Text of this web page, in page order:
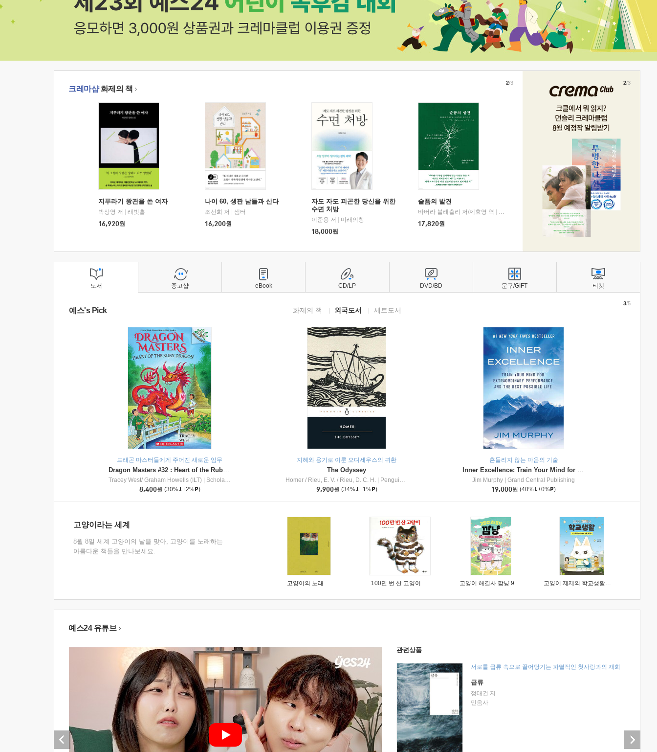
크레마샵화제의 책
지푸라기 왕관을 쓴 여자
박상영 저
래빗홀
16,920원
나이 60, 생판 남들과 산다
조선희 저
샘터
16,200원
자도 자도 피곤한 당신을 위한
수면 처방
이준용 저
미래의창
18,000원
슬픔의 발견
바버라 블래츨리 저/제효영 역
디플롯
17,820원
2/3 2/3
도서
예스's Pick 화제의 책 외국도서 세트도서
드래곤 마스터들에게 주어진 새로운 임무
Dragon Masters #32 : Heart of the Ruby Dragon (A Branches Book)
Tracey West/ Graham Howells (ILT)
Scholastic Inc
8,400원 (30% +2% )
지혜와 용기로 이룬 오디세우스의 귀환
The Odyssey
Homer / Rieu, E. V. / Rieu, D. C. H.
Penguin Group
9,900원 (34% +1% )
흔들리지 않는 마음의 기술
Inner Excellence: Train Your Mind for Extraordinary Performance and the Best Possible Life
Jim Murphy
Grand Central Publishing
19,000원 (40% +0% )
3/5
고양이라는 세계
8월 8일 세계 고양이의 날을 맞아, 고양이를 노래하는
아름다운 책들을 만나보세요.
고양이의 노래 100만 번 산 고양이 고양이 해결사 깜냥 9 고양이 제제의 학교생활 1 : 초등학생이 이렇게 힘들 줄이야
중고샵 eBook CD/LP DVD/BD 문구/GIFT 티켓
예스24 유튜브
관련상품
서로를 급류 속으로 끌어당기는 파멸적인 첫사랑과의 재회
급류
정대건 저
민음사